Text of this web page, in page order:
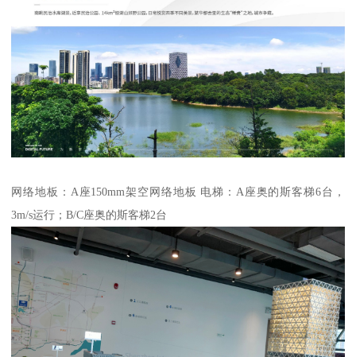
网络地板：A座150mm架空网络地板 电梯：A座奥的斯客梯6台，
3m/s运行；B/C座奥的斯客梯2台